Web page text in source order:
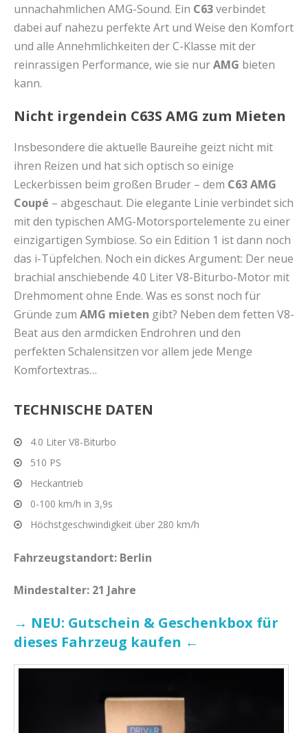
unnachahmlichen AMG-Sound. Ein C63verbindet
dabei auf nahezu perfekte Art und Weise den Komfort
und alle Annehmlichkeiten der C-Klasse mit der
reinrassigen Performance, wie sie nurAMG bieten
kann.
Nicht irgendein C63S AMG zum Mieten
Insbesondere die aktuelle Baureihe geizt nicht mit
ihren Reizen und hat sich optisch so einige
Leckerbissen beim großen Bruder – dem C63 AMG
Coupé – abgeschaut. Die elegante Linie verbindet sich
mit den typischen AMG-Motorsportelemente zu einer
einzigartigen Symbiose. So ein Edition 1 ist dann noch
das i-Tüpfelchen. Noch ein dickes Argument: Der neue
brachial anschiebende 4.0 Liter V8-Biturbo-Motor mit
Drehmoment ohne Ende. Was es sonst noch für
Gründe zum AMG mieten gibt? Neben dem fetten V8-
Beat aus den armdicken Endrohren und den
perfekten Schalensitzen vor allem jede Menge
Komfortextras…
TECHNISCHE DATEN
4.0 Liter V8-Biturbo
510 PS
Heckantrieb
0-100 km/h in 3,9s
Höchstgeschwindigkeit über 280 km/h
Fahrzeugstandort: Berlin
Mindestalter: 21 Jahre
→ NEU: Gutschein & Geschenkbox für
dieses Fahrzeug kaufen ←